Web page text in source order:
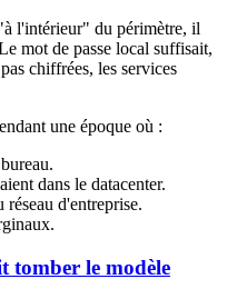
l'intérieur" du périmètre, il
mot de passe local suffisait,
chiffrées, les services
une époque où :
dans le datacenter.
réseau d'entreprise.
tomber le modèle